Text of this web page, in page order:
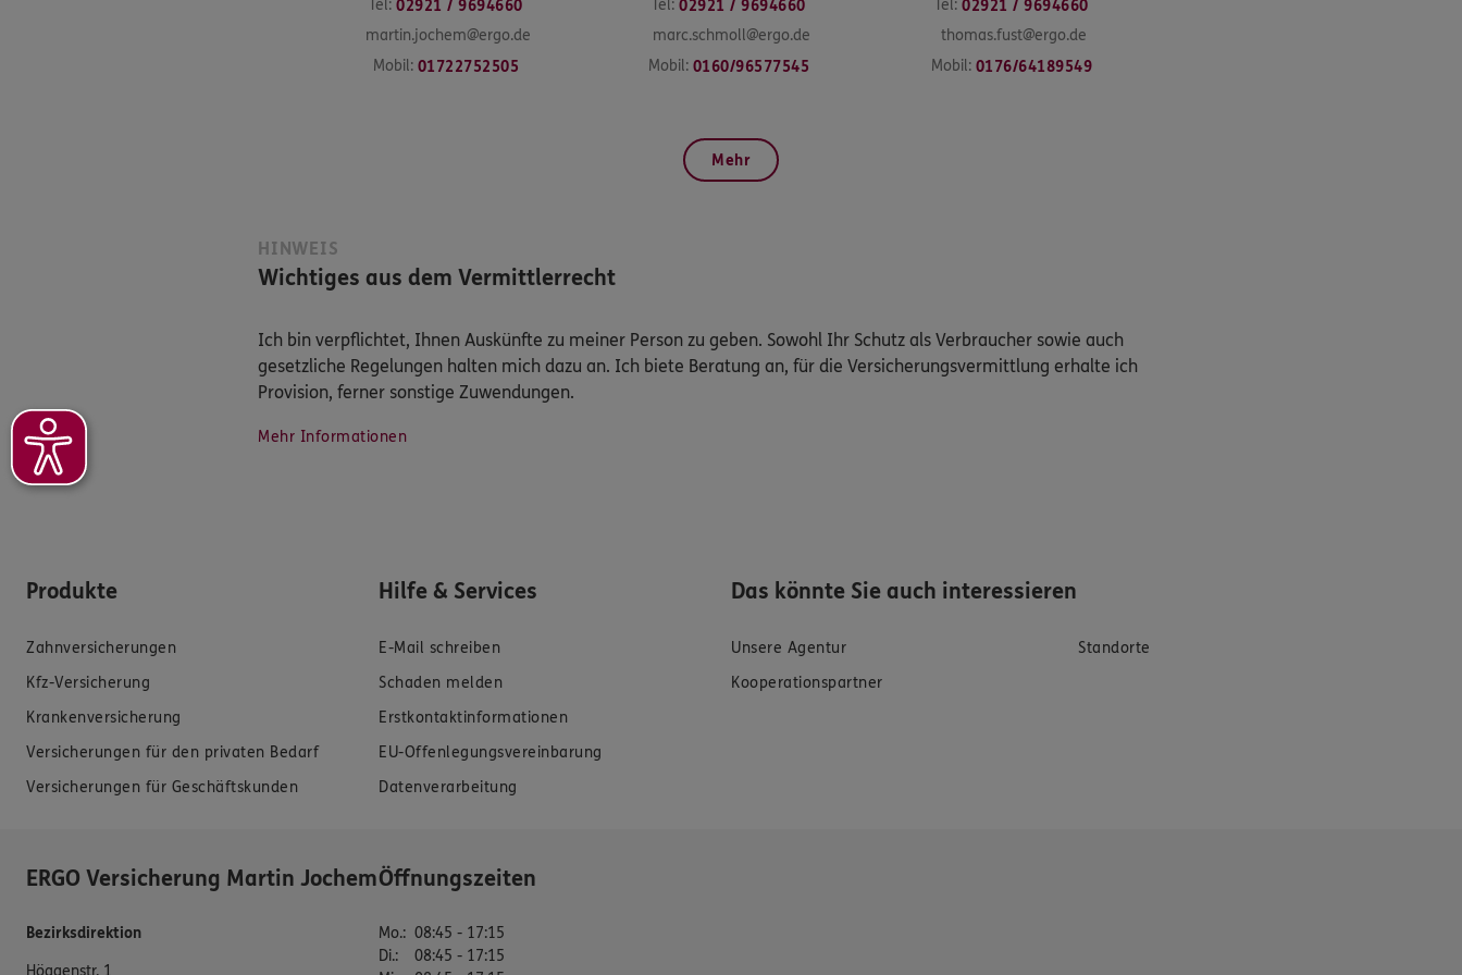
Tel: 02921 / 9694660
martin.jochem@ergo.de
Mobil: 01722752505
Tel: 02921 / 9694660
marc.schmoll@ergo.de
Mobil: 0160/96577545
Tel: 02921 / 9694660
thomas.fust@ergo.de
Mobil: 0176/64189549
Mehr
HINWEIS
Wichtiges aus dem Vermittlerrecht
Ich bin verpflichtet, Ihnen Auskünfte zu meiner Person zu geben. Sowohl Ihr Schutz als Verbraucher sowie auch
gesetzliche Regelungen halten mich dazu an. Ich biete Beratung an, für die Versicherungsvermittlung erhalte ich
Provision, ferner sonstige Zuwendungen.
Mehr Informationen
Produkte
Zahnversicherungen
Kfz-Versicherung
Krankenversicherung
Versicherungen für den privaten Bedarf
Versicherungen für Geschäftskunden
Hilfe & Services
E-Mail schreiben
Schaden melden
Erstkontaktinformationen
EU-Offenlegungsvereinbarung
Datenverarbeitung
Das könnte Sie auch interessieren
Unsere Agentur
Standorte
Kooperationspartner
ERGO Versicherung Martin Jochem
Bezirksdirektion
Öffnungszeiten
Mo.: 08:45 - 17:15
Di.:
08:45 - 17:15